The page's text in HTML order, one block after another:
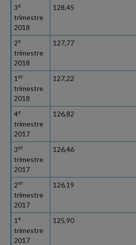
3e
trimestre
2018
128,45
2e
trimestre
2018
127,77
1 er
trimestre
2018
127,22
4e
trimestre
2017
126,82
3er
trimestre
2017
126,46
2er
trimestre
2017
126,19
1 e
trimestre
2017
125,90